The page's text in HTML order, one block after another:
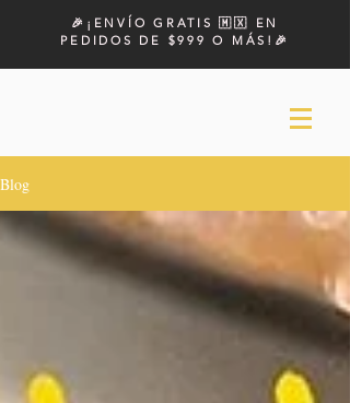
🎉¡ENVÍO GRATIS 🇲🇽 EN
PEDIDOS DE $999 O MÁS!🎉
Blog